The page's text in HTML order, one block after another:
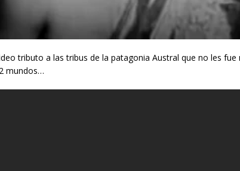
tributo a las tribus de la patagonia Austral que no les fue
mundos…